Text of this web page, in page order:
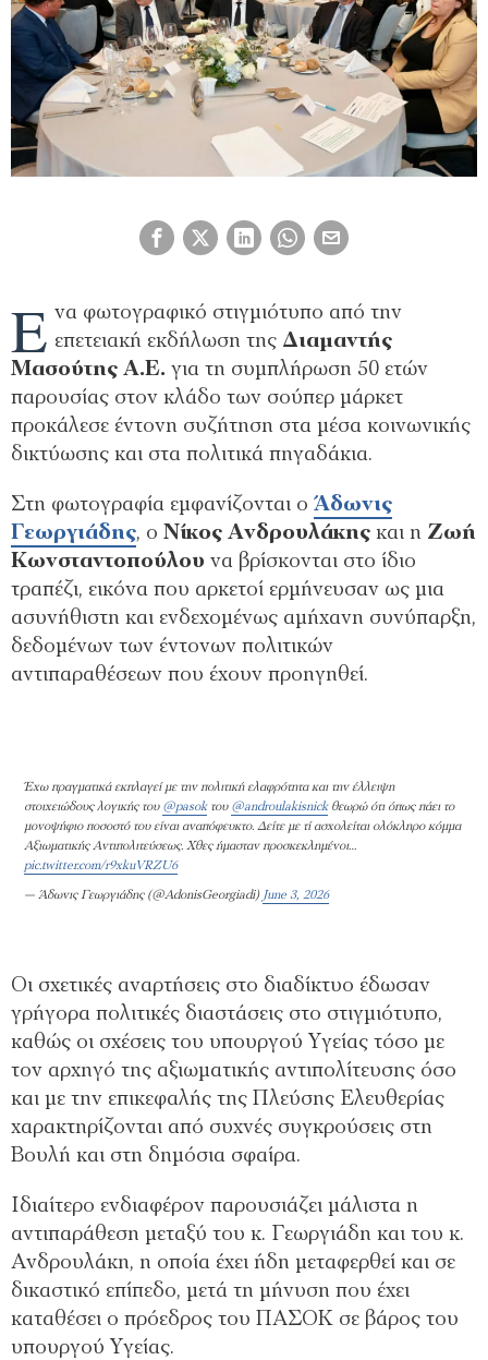
Έ να φωτογραφικό στιγμιότυπο από την
επετειακή εκδήλωση της Διαμαντής
Μασούτης Α.Ε. για τη συμπλήρωση 50 ετών
παρουσίας στον κλάδο των σούπερ μάρκετ
προκάλεσε έντονη συζήτηση στα μέσα κοινωνικής
δικτύωσης και στα πολιτικά πηγαδάκια.
Στη φωτογραφία εμφανίζονται ο Άδωνις
Γεωργιάδης, ο Νίκος Ανδρουλάκης και η Ζωή
Κωνσταντοπούλου να βρίσκονται στο ίδιο
τραπέζι, εικόνα που αρκετοί ερμήνευσαν ως μια
ασυνήθιστη και ενδεχομένως αμήχανη συνύπαρξη,
δεδομένων των έντονων πολιτικών
αντιπαραθέσεων που έχουν προηγηθεί.
Έχω πραγματικά εκπλαγεί με την πολιτική ελαφρότητα και την έλλειψη
στοιχειώδους λογικής του @pasokτου @androulakisnickθεωρώ ότι όπως πάει το
μονοψήφιο ποσοστό του είναι αναπόφευκτο. Δείτε με τί ασχολείται ολόκληρο κόμμα
Αξιωματικής Αντιπολιτεύσεως. Χθες ήμασταν προσκεκλημένοι…
pic.twitter.com/r9xkuVRZU6
— Άδωνις Γεωργιάδης (@AdonisGeorgiadi) June 3, 2026
Οι σχετικές αναρτήσεις στο διαδίκτυο έδωσαν
γρήγορα πολιτικές διαστάσεις στο στιγμιότυπο,
καθώς οι σχέσεις του υπουργού Υγείας τόσο με
τον αρχηγό της αξιωματικής αντιπολίτευσης όσο
και με την επικεφαλής της Πλεύσης Ελευθερίας
χαρακτηρίζονται από συχνές συγκρούσεις στη
Βουλή και στη δημόσια σφαίρα.
Ιδιαίτερο ενδιαφέρον παρουσιάζει μάλιστα η
αντιπαράθεση μεταξύ του κ. Γεωργιάδη και του κ.
Ανδρουλάκη, η οποία έχει ήδη μεταφερθεί και σε
δικαστικό επίπεδο, μετά τη μήνυση που έχει
καταθέσει ο πρόεδρος του ΠΑΣΟΚ σε βάρος του
υπουργού Υγείας.